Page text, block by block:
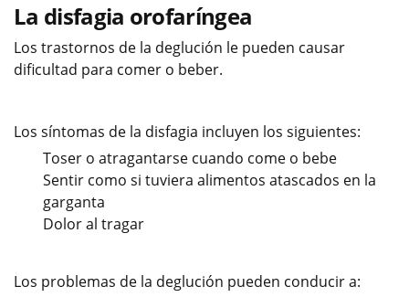
La disfagia orofaríngea
Los trastornos de la deglución le pueden causar
dificultad para comer o beber.
Los síntomas de la disfagia incluyen los siguientes:
Toser o atragantarse cuando come o bebe
Sentir como si tuviera alimentos atascados en la
garganta
Dolor al tragar
Los problemas de la deglución pueden conducir a: